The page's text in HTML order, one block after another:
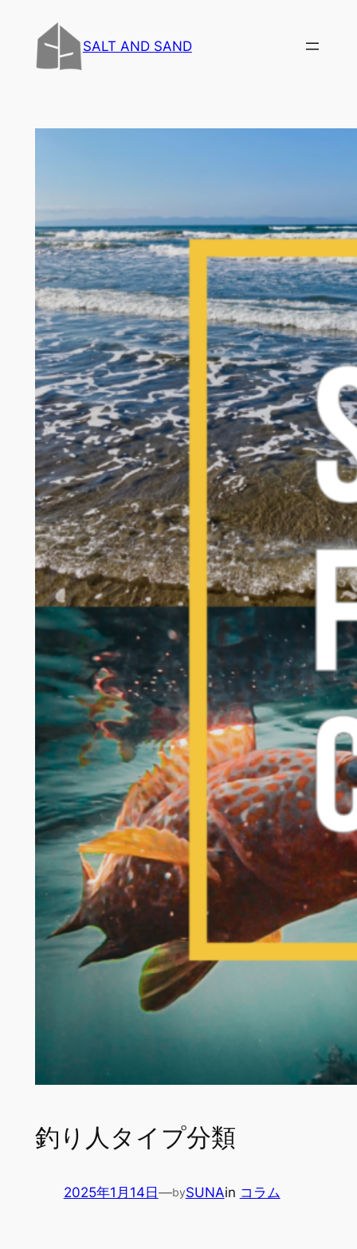
SALT AND SAND
釣り人タイプ分類
2025年1月14日 —bySUNAin コラム